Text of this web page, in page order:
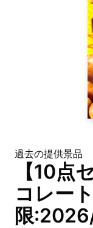
過去の提供景品
【10点
コレー
限